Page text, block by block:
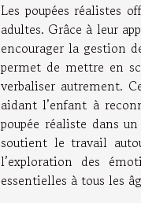
Les poupées réalistes
adultes. Grâce à leur
encourager la gestion
permet de mettre en
verbaliser autrement.
aidant l’enfant à
poupée réaliste dans
soutient le travail
l’exploration des
essentielles à tous les